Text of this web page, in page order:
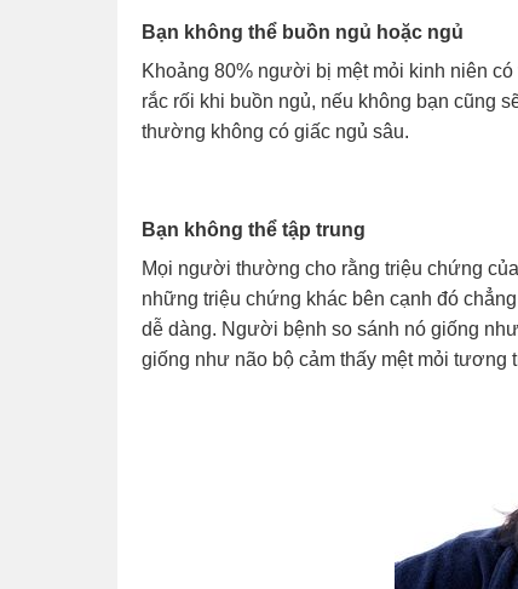
Bạn không thể buồn ngủ hoặc ngủ
Khoảng 80% người bị mệt mỏi kinh niên
rắc rối khi buồn ngủ, nếu không bạn cũng
thường không có giấc ngủ sâu.
Bạn không thể tập trung
Mọi người thường cho rằng triệu chứng
những triệu chứng khác bên cạnh đó
dễ dàng. Người bệnh so sánh nó giống
giống như não bộ cảm thấy mệt mỏi tương